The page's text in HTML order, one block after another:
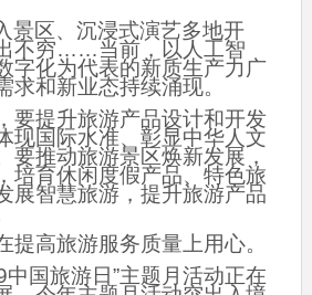
景区、沉浸式演艺多地开
不穷……当前，以人工智
字化为代表的新质生产力广
求和新业态持续涌现。
要提升旅游产品设计和开发
现国际水准、彰显中华人文
要推动旅游景区焕新发展，
培育休闲度假产品、特色旅
展智慧旅游，提升旅游产品
提高旅游服务质量上用心。
中国旅游日”主题月活动正在